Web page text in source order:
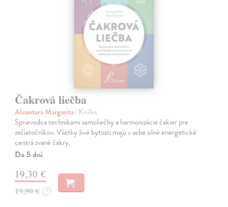
Čakrová liečba
Alcantara Margarita| Kniha
Sprievodca technikami samoliečby a harmonizácie čakier pre
začiatočníkov. Všetky živé bytosti majú v sebe silné energetické
centrá zvané čakry.
Do 5 dní
19,30 €
19,90 € ?